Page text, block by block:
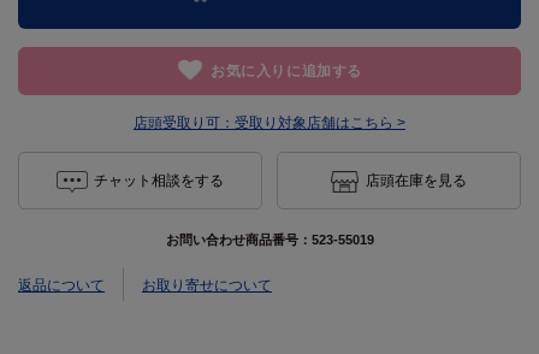
お気に入りに追加する
店頭受取り可： 受取り対象店舗はこちら >
チャット相談をする 店頭在庫を見る
お問い合わせ商品番号： 523-55019
返品について お取り寄せについて